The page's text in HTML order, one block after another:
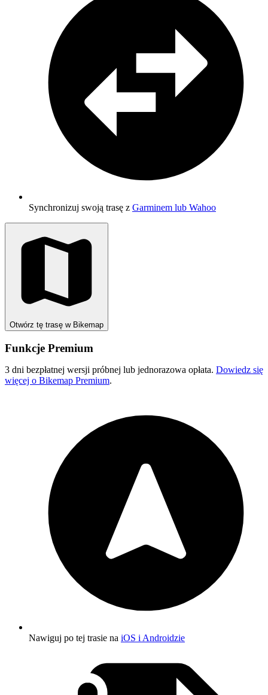
Synchronizuj swoją trasę z Garminem lub Wahoo
Otwórz tę trasę w Bikemap
Funkcje Premium
3 dni bezpłatnej wersji próbnej lub jednorazowa opłata. Dowiedz się
więcej o Bikemap Premium.
Nawiguj po tej trasie na iOS i Androidzie